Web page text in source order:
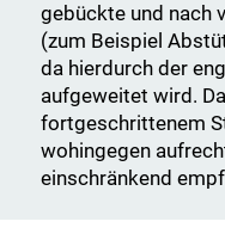
gebückte und nach
(zum Beispiel
da hierdurch der
aufgeweitet wird.
fortgeschrittenem
wohingegen
einschränkend